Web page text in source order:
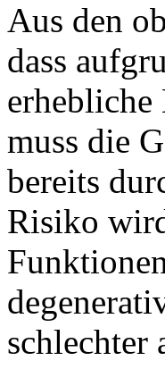
Aus den
dass
erhebliche
muss die
bereits
Risiko
schlechter